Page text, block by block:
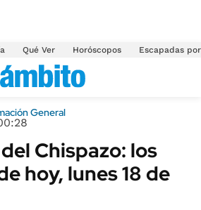
Qué Ver Horóscopos Escapadas
General
Chispazo: los
hoy, lunes 18 de